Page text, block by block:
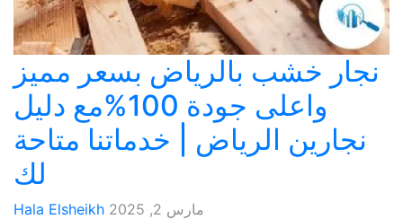
نجار خشب بالرياض بسعر مميز
واعلى جودة 100%مع دليل
نجارين الرياض | خدماتنا متاحة
لك
مارس 2, 2025
Hala Elsheikh